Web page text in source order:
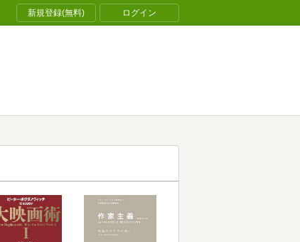
新規登録(無料) ログイン